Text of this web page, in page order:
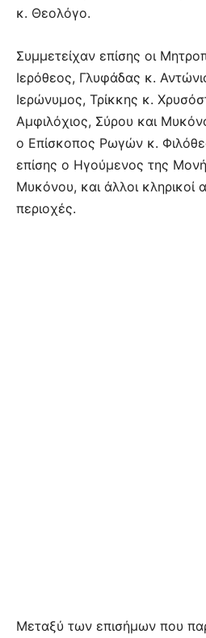
κ. Θεολόγο.
Συμμετείχαν επίσης οι
Ιερόθεος, Γλυφάδας κ.
Ιερώνυμος, Τρίκκης κ.
Αμφιλόχιος, Σύρου και
ο Επίσκοπος Ρωγών κ.
επίσης ο Ηγούμενος της
Μυκόνου, και άλλοι κληρικοί
περιοχές.
Μεταξύ των επισήμων που